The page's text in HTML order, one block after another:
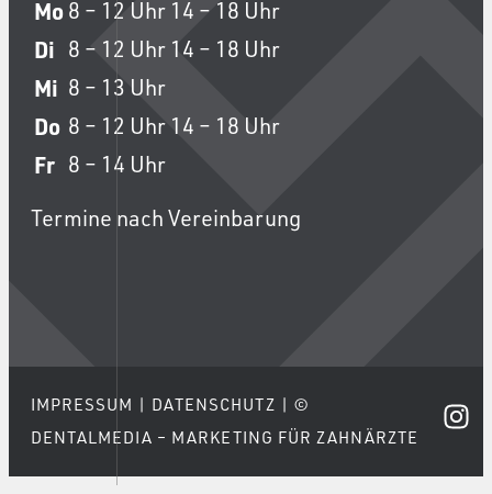
Mo 8 – 12 Uhr 14 – 18 Uhr
Di 8 – 12 Uhr 14 – 18 Uhr
Mi 8 – 13 Uhr
Do 8 – 12 Uhr 14 – 18 Uhr
Fr 8 – 14 Uhr
Termine nach Vereinbarung
IMPRESSUM | DATENSCHUTZ | ©
DENTALMEDIA – MARKETING FÜR ZAHNÄRZTE